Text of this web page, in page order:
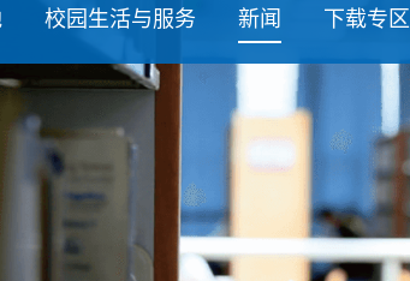
校园生活与服务 新闻 下载专区